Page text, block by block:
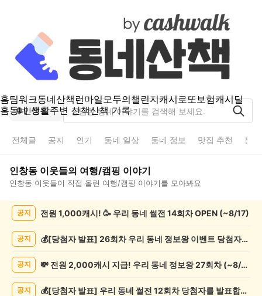
홈팀워크동네산책런마일모두의챌린지캐시로또보험캐시딜
홈동네 생활주변 산책산책 기록
인창동
전체글 공지 인기 동네 일상 동네 정보 맛집 추천 분
인창동 이웃들의 여행/캠핑 이야기
인창동 이웃들이 직접 올린 여행/캠핑 이야기를 모아봐요
공지 전원 1,000캐시! 🥳 우리 동네 썰전 14회차 OPEN (~8/17)
공지 💰[당첨자 발표] 26회차 우리 동네 정보왕 이벤트 당첨자를 발표합니다!
공지 💸 전원 2,000캐시 지급! 우리 동네 정보왕 27회차 (~8/10)
공지 💰[당첨자 발표] 우리 동네 썰전 12회차 당첨자를 발표합니다!